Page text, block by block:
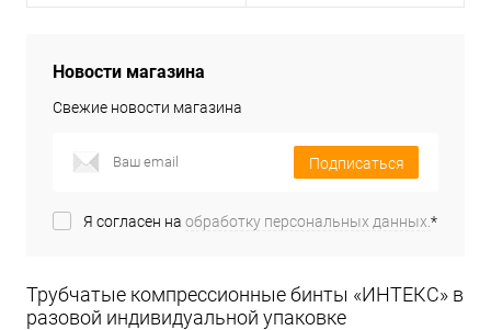
Новости магазина
Свежие новости магазина
Подписаться
Я согласен на обработку персональных данных.*
Трубчатые компрессионные бинты «ИНТЕКС» в
разовой индивидуальной упаковке